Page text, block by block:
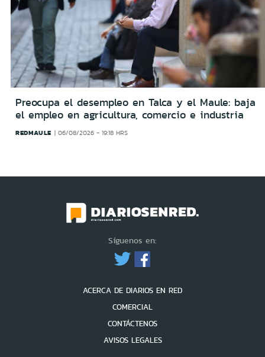
Preocupa el desempleo en Talca y el Maule: baja
el empleo en agricultura, comercio e industria
REDMAULE 06/08/2026 - 19:18 HRS
Síguenos en:
ACERCA DE DIARIOS EN RED
COMERCIAL
CONTÁCTENOS
AVISOS LEGALES